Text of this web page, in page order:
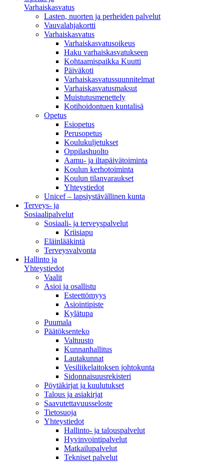
Varhaiskasvatus
Lasten, nuorten ja perheiden palvelut
Vauvalahjakortti
Varhaiskasvatus
Varhaiskasvatusoikeus
Haku varhaiskasvatukseen
Kohtaamispaikka Kuutti
Päiväkoti
Varhaiskasvatussuunnitelmat
Varhaiskasvatusmaksut
Muistutusmenettely
Kotihoidontuen kuntalisä
Opetus
Esiopetus
Perusopetus
Koulukuljetukset
Oppilashuolto
Aamu- ja iltapäivätoiminta
Koulun kerhotoiminta
Koulun tilanvaraukset
Yhteystiedot
Unicef – lapsiystävällinen kunta
Terveys- ja
Sosiaalipalvelut
Sosiaali- ja terveyspalvelut
Kriisiapu
Eläinlääkintä
Terveysvalvonta
Hallinto ja
Yhteystiedot
Vaalit
Asioi ja osallistu
Esteettömyys
Asiointipiste
Kylätupa
Puumala
Päätöksenteko
Valtuusto
Kunnanhallitus
Lautakunnat
Vesiliikelaitoksen johtokunta
Sidonnaisuusrekisteri
Pöytäkirjat ja kuulutukset
Talous ja asiakirjat
Saavutettavuusseloste
Tietosuoja
Yhteystiedot
Hallinto- ja talouspalvelut
Hyvinvointipalvelut
Matkailupalvelut
Tekniset palvelut